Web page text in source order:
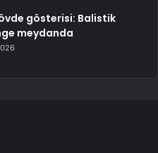
gösterisi: Balistik
meydanda